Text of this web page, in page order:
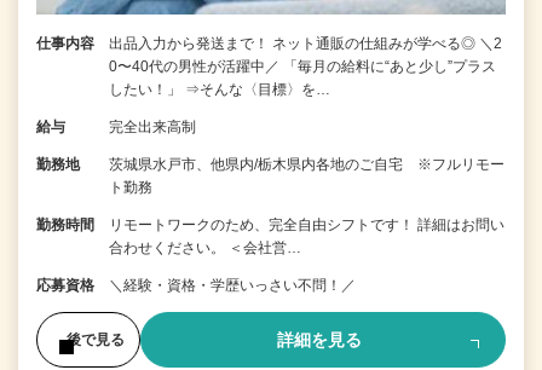
仕事内容
出品入力から発送まで！ ネット通販の仕組みが学べる◎ ＼2
0〜40代の男性が活躍中／ 「毎月の給料に“あと少し”プラス
したい！」 ⇒そんな〈目標〉を…
給与 完全出来高制
勤務地
茨城県水戸市、他県内/栃木県内各地のご自宅 ※フルリモー
ト勤務
勤務時間
リモートワークのため、完全自由シフトです！ 詳細はお問い
合わせください。 ＜会社営…
応募資格 ＼経験・資格・学歴いっさい不問！／
後で見る 詳細を見る